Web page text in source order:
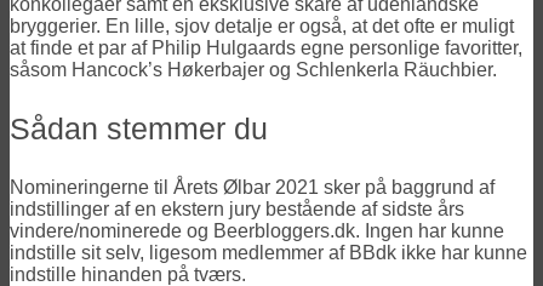
bryggerier. En lille, sjov detalje er også, at det ofte er muligt
at finde et par af Philip Hulgaards egne personlige favoritter,
såsom Hancock’s Høkerbajer og Schlenkerla Räuchbier.
Sådan stemmer du
Nomineringerne til Årets Ølbar 2021 sker på baggrund af
indstillinger af en ekstern jury bestående af sidste års
vindere/nominerede og Beerbloggers.dk. Ingen har kunne
indstille sit selv, ligesom medlemmer af BBdk ikke har kunne
indstille hinanden på tværs.